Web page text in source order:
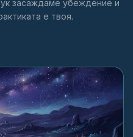
засаждаме убеждение и
е твоя.